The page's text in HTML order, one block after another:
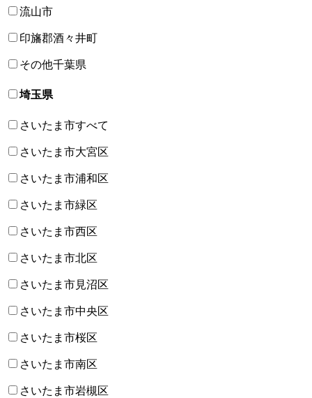
流山市
印旛郡酒々井町
その他千葉県
埼玉県
さいたま市すべて
さいたま市大宮区
さいたま市浦和区
さいたま市緑区
さいたま市西区
さいたま市北区
さいたま市見沼区
さいたま市中央区
さいたま市桜区
さいたま市南区
さいたま市岩槻区